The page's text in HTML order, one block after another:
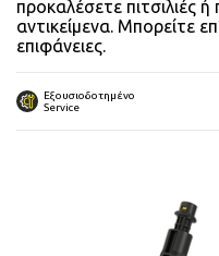
προκαλέσετε πιτσιλιές
αντικείμενα. Μπορείτε
επιφάνειες.
Εξουσιοδοτημένο
Service